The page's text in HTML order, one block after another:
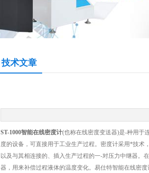
技术文章
ST-1000智能在线密度计(也称在线密度变送器)是-种用于
度的设备，可直接用于工业生产过程。密度计采用*技术
以及与其相连接的、插入生产过程的一-对压力中继器。
器，用来补偿过程液体的温度变化。易仕特智能在线密